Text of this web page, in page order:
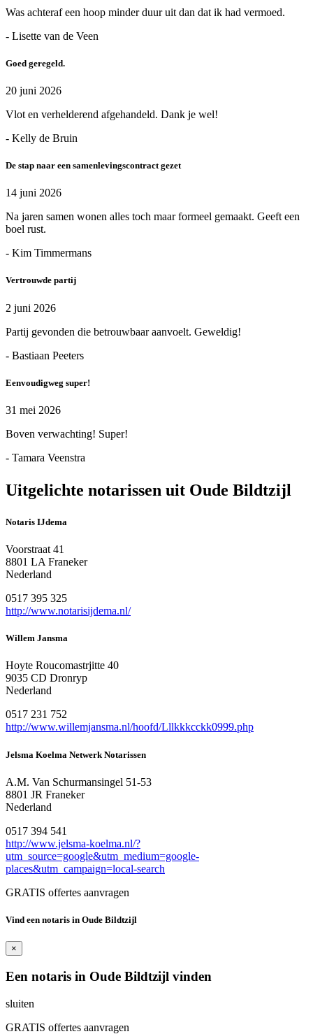
Was achteraf een hoop minder duur uit dan dat ik had vermoed.
- Lisette van de Veen
Goed geregeld.
20 juni 2026
Vlot en verhelderend afgehandeld. Dank je wel!
- Kelly de Bruin
De stap naar een samenlevingscontract gezet
14 juni 2026
Na jaren samen wonen alles toch maar formeel gemaakt. Geeft een
boel rust.
- Kim Timmermans
Vertrouwde partij
2 juni 2026
Partij gevonden die betrouwbaar aanvoelt. Geweldig!
- Bastiaan Peeters
Eenvoudigweg super!
31 mei 2026
Boven verwachting! Super!
- Tamara Veenstra
Uitgelichte notarissen uit Oude Bildtzijl
Notaris IJdema
Voorstraat 41
8801 LA Franeker
Nederland
0517 395 325
http://www.notarisijdema.nl/
Willem Jansma
Hoyte Roucomastrjitte 40
9035 CD Dronryp
Nederland
0517 231 752
http://www.willemjansma.nl/hoofd/Lllkkkcckk0999.php
Jelsma Koelma Netwerk Notarissen
A.M. Van Schurmansingel 51-53
8801 JR Franeker
Nederland
0517 394 541
http://www.jelsma-koelma.nl/?
utm_source=google&utm_medium=google-
places&utm_campaign=local-search
GRATIS offertes aanvragen
Vind een notaris in Oude Bildtzijl
×
Een notaris in Oude Bildtzijl vinden
sluiten
GRATIS offertes aanvragen